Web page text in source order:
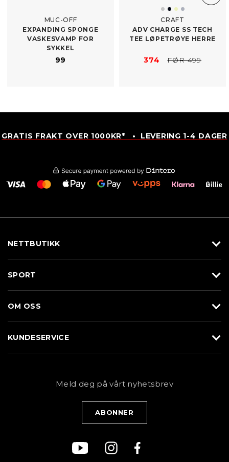
MUC-OFF
EXPANDING SPONGE
VASKESVAMP FOR
SYKKEL
99
CRAFT
ADV CHARGE SS TECH
TEE LØPETRØYE HERRE
374 FØR 499
GRATIS FRAKT OVER 1000KR* • LEVERING 1-4 DAGER
NETTBUTIKK
Sko
Merkevarer
SPORT
Løp
Sykkel
OM OSS
KUNDESERVICE
PersonvernerklæringMeld deg på vårt nyhetsbrev